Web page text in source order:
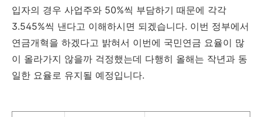
입자의 경우 사업주와 50%씩 부담하기 때문에 각각
3.545%씩 낸다고 이해하시면 되겠습니다. 이번 정부에서
연금개혁을 하겠다고 밝혀서 이번에 국민연금 요율이 많
이 올라가지 않을까 걱정했는데 다행히 올해는 작년과 동
일한 요율로 유지될 예정입니다.